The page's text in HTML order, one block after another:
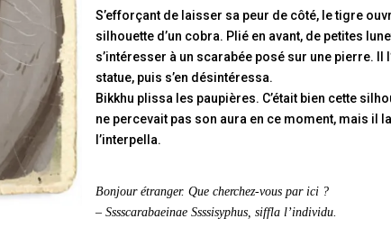
S’efforçant de laisser sa peur de côté, le tigre
silhouette d’un cobra. Plié en avant, de petites
s’intéresser à un scarabée posé sur une pierre.
statue, puis s’en désintéressa.
Bikkhu plissa les paupières. C’était bien cette
ne percevait pas son aura en ce moment, mais il
l’interpella.
Bonjour étranger. Que cherchez-vous par ici ?
– Sssscarabaeinae Ssssisyphus, siffla l’individu.